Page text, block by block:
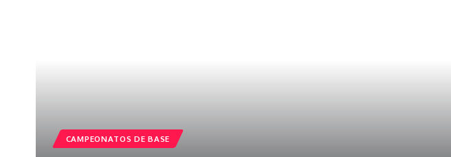
CAMPEONATOS DE BASE